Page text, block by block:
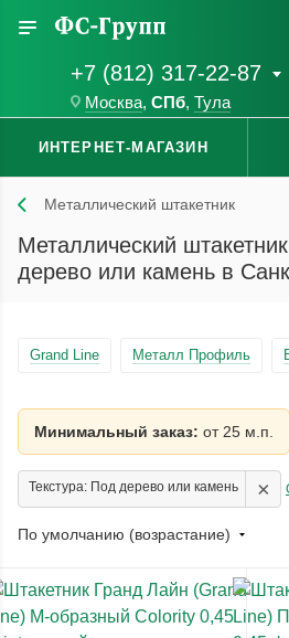
+7 (812) 317-22-87
Москва, СПб, Тула
ИНТЕРНЕТ-МАГАЗИН
Металлический штакетник
Металлический
дерево или камень в
Grand Line Металл Профиль
Минимальный заказ: от 25 м.п.
Текстура: Под дерево или камень ×
По умолчанию (возрастание)